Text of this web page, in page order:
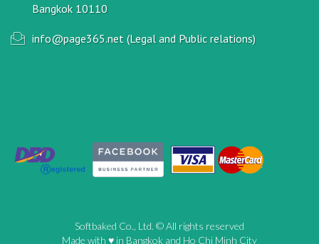
Bangkok 10110
info@page365.net (Legal and Public relations)
Softbaked Co., Ltd. © All rights reserved
Made with ♥ in Bangkok and Ho Chi Minh City